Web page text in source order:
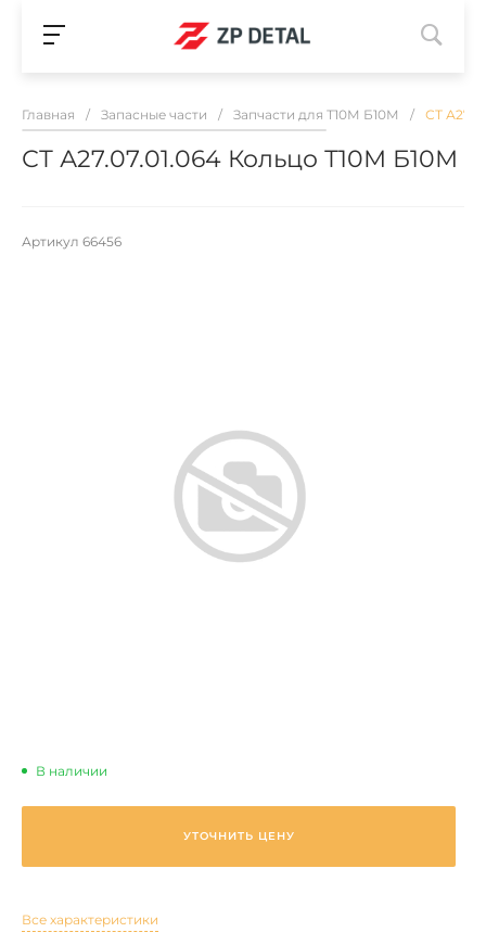
Главная / Запасные части / Запчасти для Т10М Б10М / СТ
СТ А27.07.01.064 Кольцо Т10М Б10М
Артикул 66456
В наличии
УТОЧНИТЬ ЦЕНУ
Все характеристики